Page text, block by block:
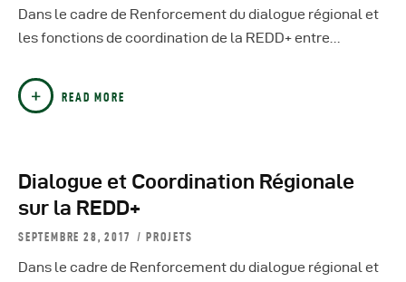
Dans le cadre de Renforcement du dialogue régional et
les fonctions de coordination de la REDD+ entre…
READ MORE
Dialogue et Coordination Régionale
sur la REDD+
SEPTEMBRE 28, 2017 PROJETS
Dans le cadre de Renforcement du dialogue régional et